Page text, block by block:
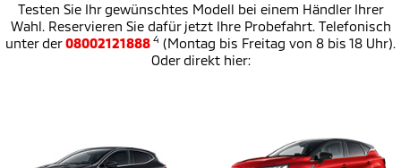
Testen Sie Ihr gewünschtes Modell bei einem Händler Ihrer
Wahl. Reservieren Sie dafür jetzt Ihre Probefahrt. Telefonisch
unter der08002121888 4 (Montag bis Freitag von 8 bis 18 Uhr).
Oder direkt hier: